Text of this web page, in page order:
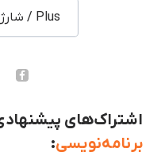
اشتراک‌های
برنامه‌نویسی: